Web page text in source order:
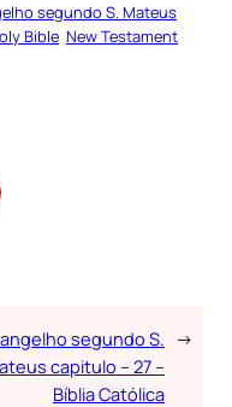
segundo S. Mateus
Bible New Testament
segundo S.
capitulo – 27 –
Bíblia Católica
→